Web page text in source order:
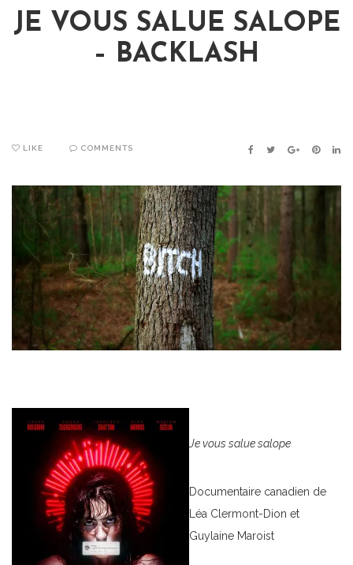
JE VOUS SALUE SALOPE
– BACKLASH
LIKE COMMENTS FACEBOOK
TWITTER
GOOGLE+
Je vous salue salope
Documentaire canadien de
Léa Clermont-Dion et
Guylaine Maroist